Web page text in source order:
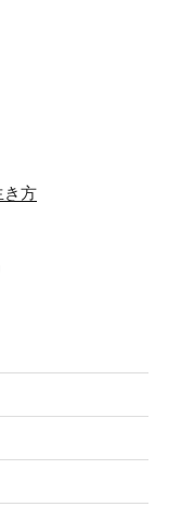
き方